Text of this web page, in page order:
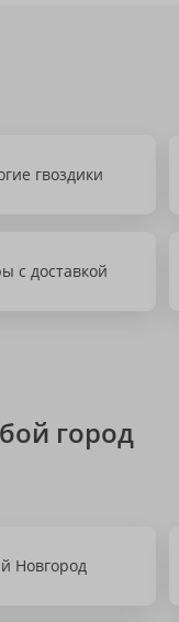
гвоздики
с доставкой
город
Новгород